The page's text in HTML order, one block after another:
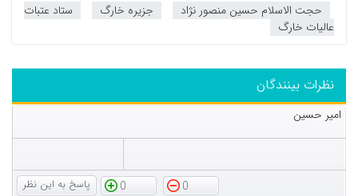
حجت الاسلام حسین منصور نژاد
جزیره خارگ
ستاد عتبات
عالیات خارگ
نظرات بینندگان
امیر حسین
0
0